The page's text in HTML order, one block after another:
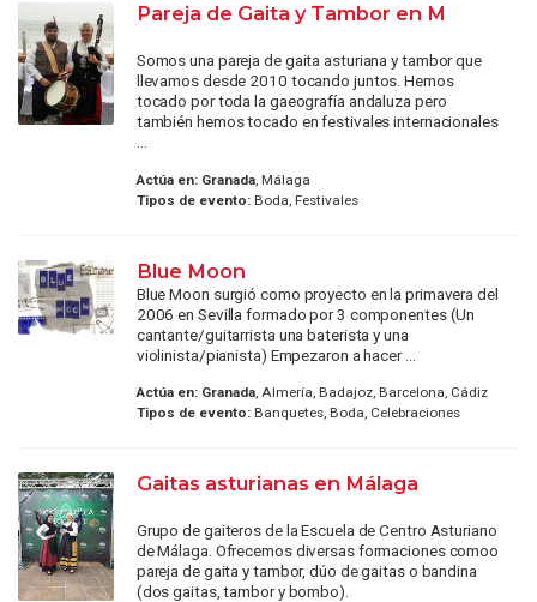
Pareja de Gaita y Tambor en M
Somos una pareja de gaita asturiana y tambor que
llevamos desde 2010 tocando juntos. Hemos
tocado por toda la gaeografía andaluza pero
también hemos tocado en festivales internacionales
...
Actúa en: Granada, Málaga
Tipos de evento:Boda, Festivales
Blue Moon
Blue Moon surgió como proyecto en la primavera del
2006 en Sevilla formado por 3 componentes (Un
cantante/guitarrista una baterista y una
violinista/pianista) Empezaron a hacer ...
Actúa en: Granada, Almería, Badajoz, Barcelona, Cádiz
Tipos de evento:Banquetes, Boda, Celebraciones
Gaitas asturianas en Málaga
Grupo de gaiteros de la Escuela de Centro Asturiano
de Málaga. Ofrecemos diversas formaciones comoo
pareja de gaita y tambor, dúo de gaitas o bandina
(dos gaitas, tambor y bombo).